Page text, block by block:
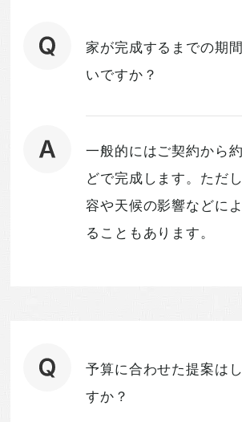
家が完成するまでの期
いですか？
一般的にはご契約から
どで完成します。ただ
容や天候の影響などに
ることもあります。
予算に合わせた提案は
すか？